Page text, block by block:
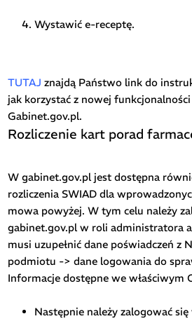
Wystawić e-receptę.
TUTAJ znajdą Państwo link do
jak korzystać z nowej
Gabinet.gov.pl.
Rozliczenie kart porad
W gabinet.gov.pl jest dostępna
rozliczenia SWIAD dla
mowa powyżej. W tym celu należy
gabinet.gov.pl w roli administratora
musi uzupełnić dane poświadczeń z
podmiotu -> dane logowania do
Informacje dostępne we właściwym
Następnie należy zalogować